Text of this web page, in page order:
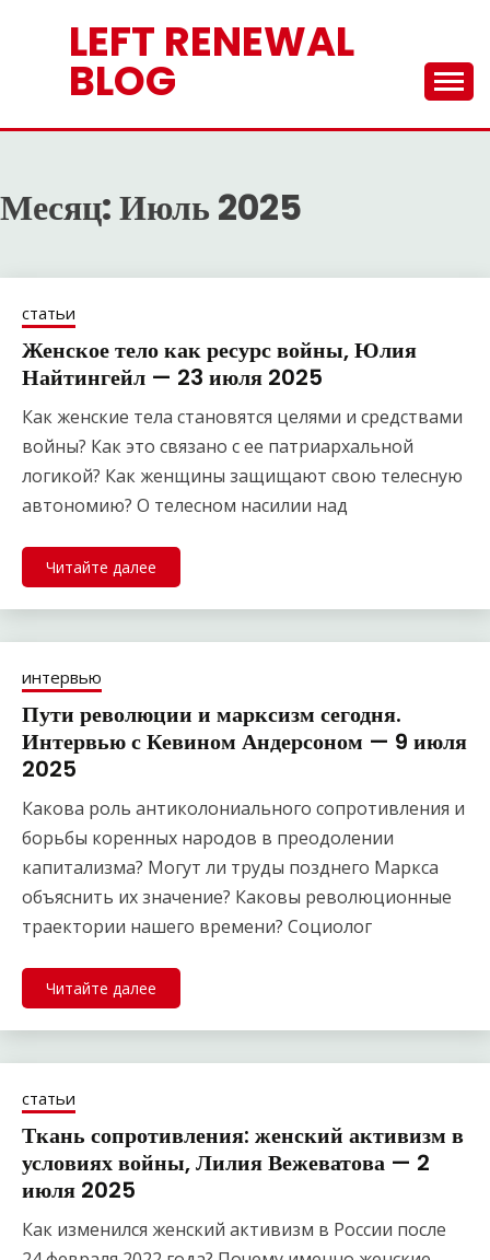
содержимомуLEFT RENEWAL
BLOG
Месяц:Июль 2025
статьи
Женское тело как ресурс войны, Юлия
Найтингейл — 23 июля 2025
Как женские тела становятся целями и средствами
войны? Как это связано с ее патриархальной
логикой? Как женщины защищают свою телесную
автономию? О телесном насилии над
Читайте далее
интервью
Пути революции и марксизм сегодня.
Интервью с Кевином Андерсоном — 9 июля
2025
Какова роль антиколониального сопротивления и
борьбы коренных народов в преодолении
капитализма? Могут ли труды позднего Маркса
объяснить их значение? Каковы революционные
траектории нашего времени? Социолог
Читайте далее
статьи
Ткань сопротивления: женский активизм в
условиях войны, Лилия Вежеватова — 2
июля 2025
Как изменился женский активизм в России после